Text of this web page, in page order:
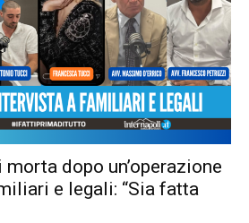
dopo un’operazione
e legali: “Sia fatta